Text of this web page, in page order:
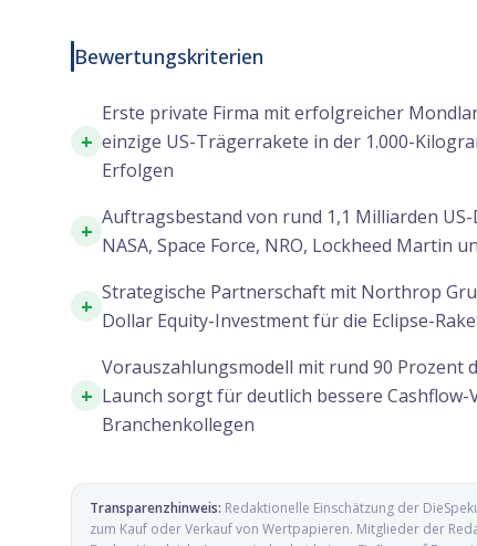
Bewertungskriterien
+
Erste private Firma mit erfolgreicher
einzige US-Trägerrakete in der 1.000-
Erfolgen
+
Auftragsbestand von rund 1,1 Milliarden
NASA, Space Force, NRO, Lockheed Martin
+
Strategische Partnerschaft mit Northrop
Dollar Equity-Investment für die Eclipse-
+
Vorauszahlungsmodell mit rund 90 Prozent
Launch sorgt für deutlich bessere Cashflow-
Branchenkollegen
Transparenzhinweis: Redaktionelle Einschätzung der
zum Kauf oder Verkauf von Wertpapieren. Mitglieder der